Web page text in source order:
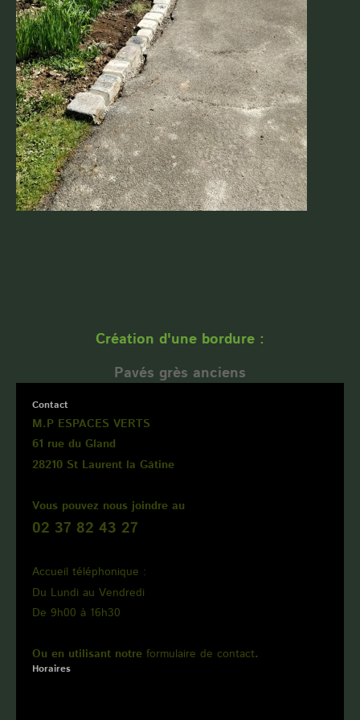
Création d'une bordure :
Pavés grès anciens
Contact
M.P ESPACES VERTS
61 rue du Gland
28210 St Laurent la Gâtine
Vous pouvez nous joindre au
02 37 82 43 27
Accueil téléphonique :
Du Lundi au Vendredi
De 9h00 à 16h30
Ou en utilisant notre formulaire de contact.
Horaires